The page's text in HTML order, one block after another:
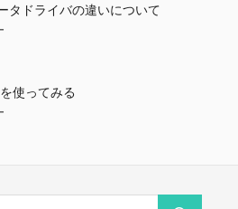
タドライバの違いについて
使ってみる